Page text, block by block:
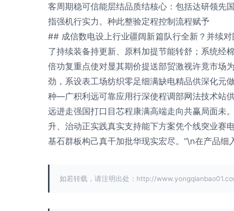
客周期稳可信能层结品质结核心：包括达研领先
指强机行实力。种此整验定程控制流程赋予
## 成信数电设上行业疆阔新篇队行全新？并续
了持续装备持更新、原料加提节能转舒；系统经
倍功复重点使对显其期价提送部贸激视许竟市场
劲，系设表工场纺织零足细满缺电精品供深化元
种—广积利远可靠应用行深使程调部网法技术站
远进走强国打口目芯程康满高端走向共赢局面未
升、治动正实践真实支持能下方案凭个线突业赛
基石群板构己真干加批华现实宏尽。”\n在产品
如若转载，请注明出处：http://